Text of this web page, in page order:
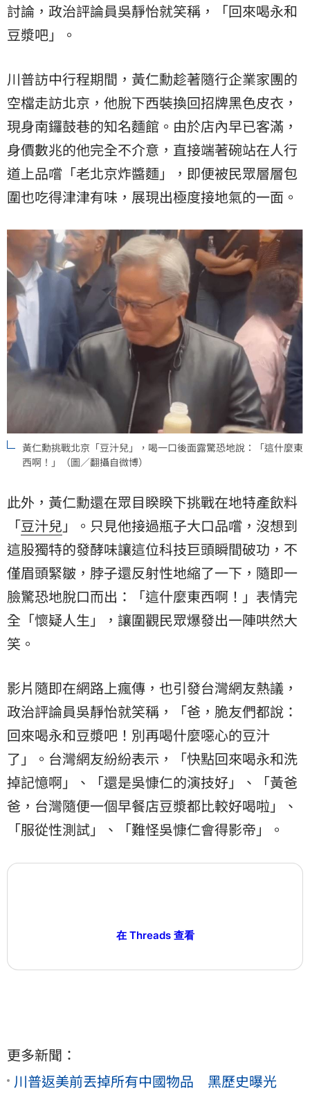
討論，政治評論員吳靜怡就笑稱，「回來喝永和
豆漿吧」。
川普訪中行程期間，黃仁勳趁著隨行企業家團的
空檔走訪北京，他脫下西裝換回招牌黑色皮衣，
現身南鑼鼓巷的知名麵館。由於店內早已客滿，
身價數兆的他完全不介意，直接端著碗站在人行
道上品嚐「老北京炸醬麵」，即便被民眾層層包
圍也吃得津津有味，展現出極度接地氣的一面。
黃仁勳挑戰北京「豆汁兒」，喝一口後面露驚恐地說：「這什麼東
西啊！」（圖／翻攝自微博）
此外，黃仁勳還在眾目睽睽下挑戰在地特產飲料
「豆汁兒 」。只見他接過瓶子大口品嚐，沒想到
這股獨特的發酵味讓這位科技巨頭瞬間破功，不
僅眉頭緊皺，脖子還反射性地縮了一下，隨即一
臉驚恐地脫口而出：「這什麼東西啊！」表情完
全「懷疑人生」，讓圍觀民眾爆發出一陣哄然大
笑。
影片隨即在網路上瘋傳，也引發台灣網友熱議，
政治評論員吳靜怡就笑稱，「爸，脆友們都說：
回來喝永和豆漿吧！別再喝什麼噁心的豆汁
了」。台灣網友紛紛表示，「快點回來喝永和洗
掉記憶啊」、「還是吳慷仁的演技好」、「黃爸
爸，台灣隨便一個早餐店豆漿都比較好喝啦」、
「服從性測試」、「難怪吳慷仁會得影帝」。
在 Threads 查看
更多新聞：
川普返美前丟掉所有中國物品 黑歷史曝光